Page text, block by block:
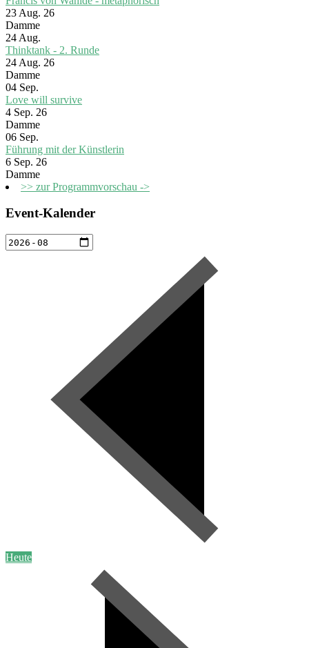
23 Aug. 26
Damme
24 Aug.
Thinktank - 2. Runde
24 Aug. 26
Damme
04 Sep.
Love will survive
4 Sep. 26
Damme
06 Sep.
Führung mit der Künstlerin
6 Sep. 26
Damme
>> zur Programmvorschau ->
Event-Kalender
Heute